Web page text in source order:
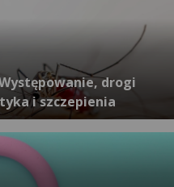
drogi
i szczepienia